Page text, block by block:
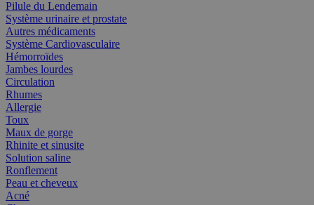
Pilule du Lendemain
Système urinaire et prostate
Autres médicaments
Système Cardiovasculaire
Hémorroïdes
Jambes lourdes
Circulation
Rhumes
Allergie
Toux
Maux de gorge
Rhinite et sinusite
Solution saline
Ronflement
Peau et cheveux
Acné